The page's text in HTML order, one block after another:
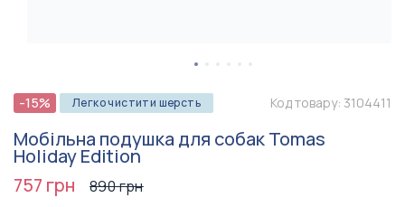
-15% Легко чистити шерсть Код товару: 3104411
Мобільна подушка для собак Tomas
Holiday Edition
757 грн
890 грн